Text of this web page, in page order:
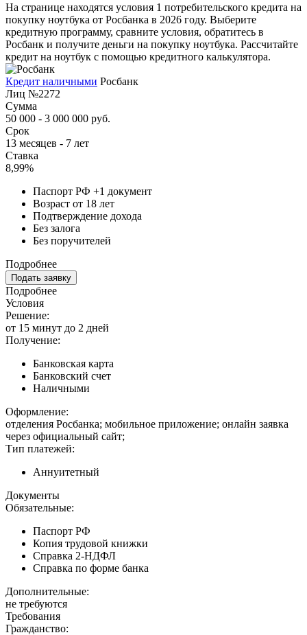
На странице находятся условия 1 потребительского кредита на
покупку ноутбука от Росбанка в 2026 году. Выберите
кредитную программу, сравните условия, обратитесь в
Росбанк и получите деньги на покупку ноутбука. Рассчитайте
кредит на ноутбук с помощью кредитного калькулятора.
Кредит наличными Росбанк
Лиц №2272
Сумма
50 000 - 3 000 000 руб.
Срок
13 месяцев - 7 лет
Ставка
8,99%
Паспорт РФ +1 документ
Возраст от 18 лет
Подтверждение дохода
Без залога
Без поручителей
Подробнее
Подать заявку
Подробнее
Условия
Решение:
от 15 минут до 2 дней
Получение:
Банковская карта
Банковский счет
Наличными
Оформление:
отделения Росбанка; мобильное приложение; онлайн заявка
через официальный сайт;
Тип платежей:
Аннуитетный
Документы
Обязательные:
Паспорт РФ
Копия трудовой книжки
Справка 2-НДФЛ
Справка по форме банка
Дополнительные:
не требуются
Требования
Гражданство: